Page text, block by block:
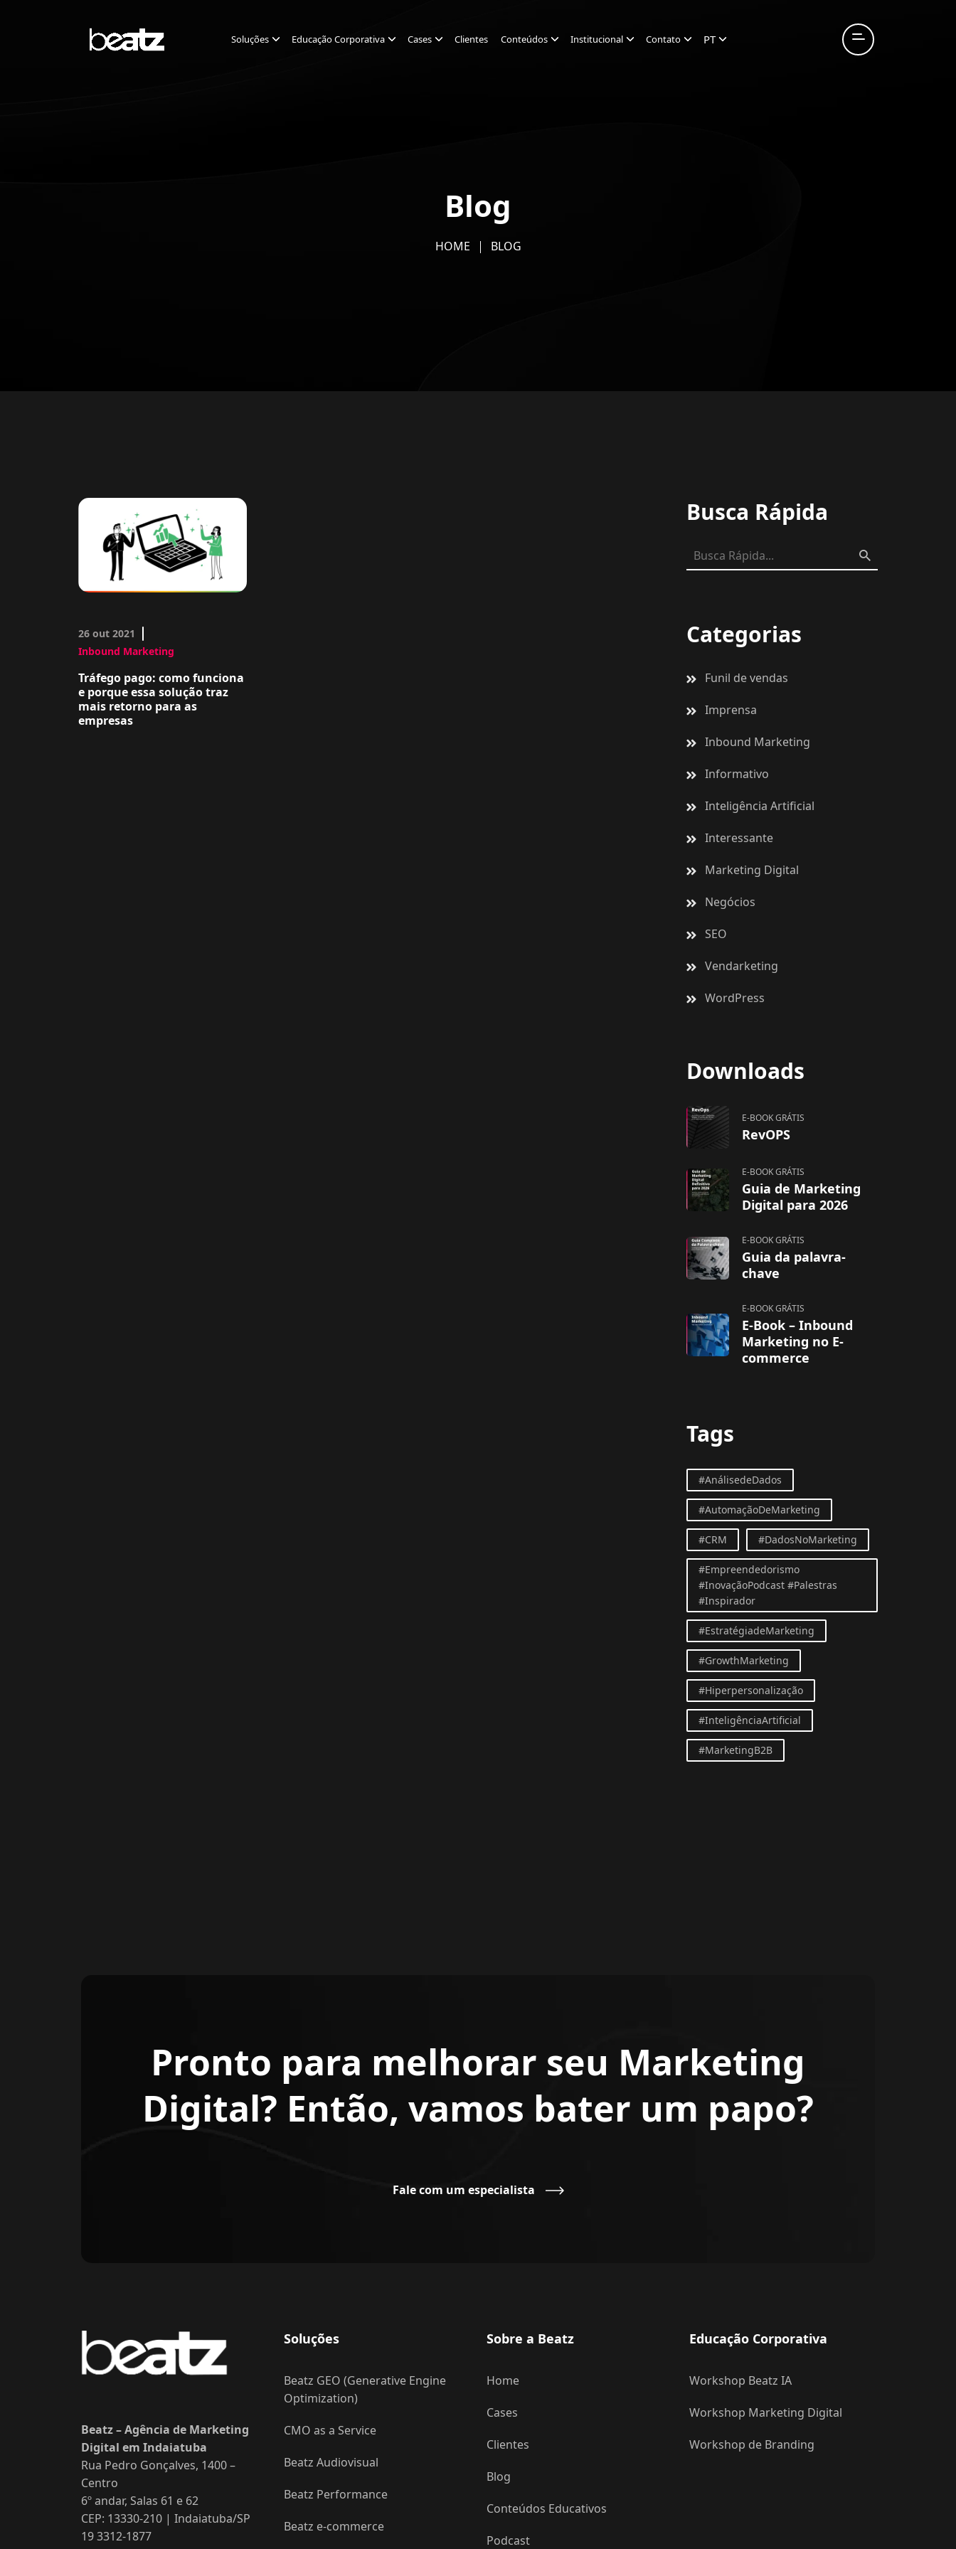
Soluções Educação Corporativa Cases Clientes Conteúdos Institucional Contato PT
Blog
HOME BLOG
26 out 2021
Inbound Marketing
Tráfego pago: como funciona
e porque essa solução traz
mais retorno para as
empresas
Busca Rápida
Categorias
Funil de vendas
Imprensa
Inbound Marketing
Informativo
Inteligência Artificial
Interessante
Marketing Digital
Negócios
SEO
Vendarketing
WordPress
Downloads
E-BOOK GRÁTIS
RevOPS
E-BOOK GRÁTIS
Guia de Marketing
Digital para 2026
E-BOOK GRÁTIS
Guia da palavra-
chave
E-BOOK GRÁTIS
E-Book – Inbound
Marketing no E-
commerce
Tags
#AnálisedeDados
#AutomaçãoDeMarketing
#CRM #DadosNoMarketing
#Empreendedorismo
#InovaçãoPodcast #Palestras
#Inspirador
#EstratégiadeMarketing
#GrowthMarketing
#Hiperpersonalização
#InteligênciaArtificial
#MarketingB2B
Pronto para melhorar seu Marketing
Digital? Então, vamos bater um papo?
Fale com um especialista
Beatz – Agência de Marketing
Digital em Indaiatuba
Rua Pedro Gonçalves, 1400 –
Centro
6º andar, Salas 61 e 62
CEP: 13330-210 | Indaiatuba/SP
19 3312-1877
Soluções
Beatz GEO (Generative Engine
Optimization)
CMO as a Service
Beatz Audiovisual
Beatz Performance
Beatz e-commerce
Sobre a Beatz
Home
Cases
Clientes
Blog
Conteúdos Educativos
Podcast
Educação Corporativa
Workshop Beatz IA
Workshop Marketing Digital
Workshop de Branding